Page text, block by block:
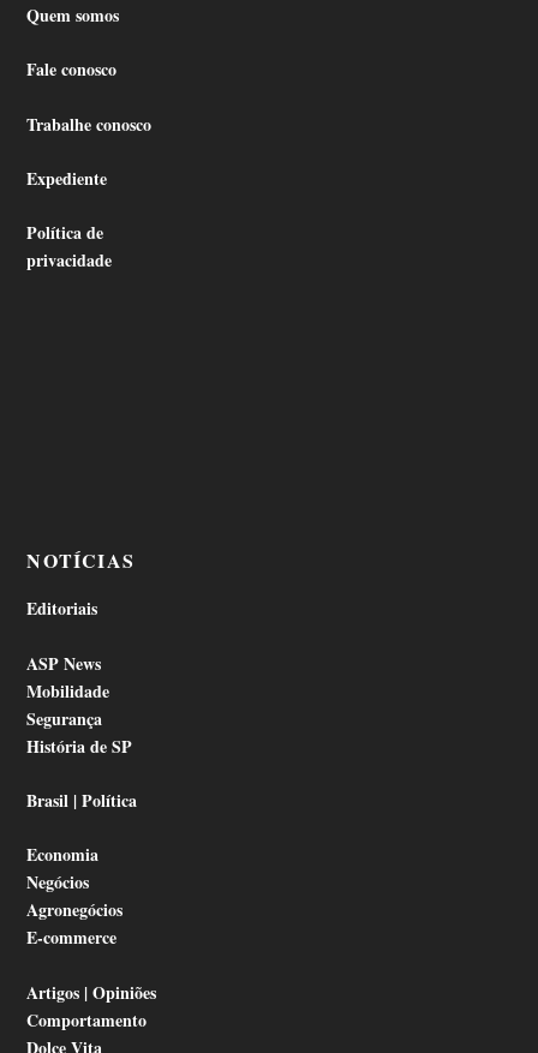
Quem somos
Fale conosco
Trabalhe conosco
Expediente
Política de
privacidade
NOTÍCIAS
Editoriais
ASP News
Mobilidade
Segurança
História de SP
Brasil | Política
Economia
Negócios
Agronegócios
E-commerce
Artigos | Opiniões
Comportamento
Dolce Vita